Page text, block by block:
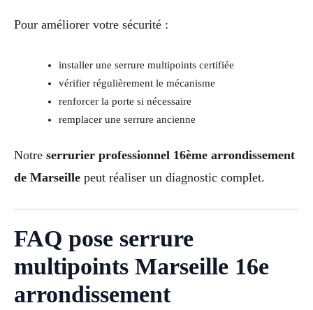
Pour améliorer votre sécurité :
installer une serrure multipoints certifiée
vérifier régulièrement le mécanisme
renforcer la porte si nécessaire
remplacer une serrure ancienne
Notre serrurier professionnel 16ème arrondissement
de Marseille peut réaliser un diagnostic complet.
FAQ pose serrure
multipoints Marseille 16e
arrondissement